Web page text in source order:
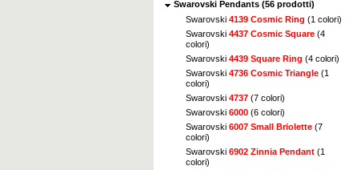
Swarovski Pendants (56 prodotti)
Swarovski 4139 Cosmic Ring (1 colori)
Swarovski 4437 Cosmic Square (4
colori)
Swarovski 4439 Square Ring (4 colori)
Swarovski 4736 Cosmic Triangle (1
colori)
Swarovski 4737 (7 colori)
Swarovski 6000 (6 colori)
Swarovski 6007 Small Briolette (7
colori)
Swarovski 6902 Zinnia Pendant (1
colori)